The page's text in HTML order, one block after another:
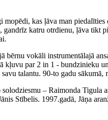
kas ļāva man piedalīties
katru otrdienu, ļāva tikt
vokāli instrumentālajā
par 2 in 1 - bundzinieku
talantu. 90-to gadu
– Raimonda
Stībelis. 1997.gadā, Jāņa